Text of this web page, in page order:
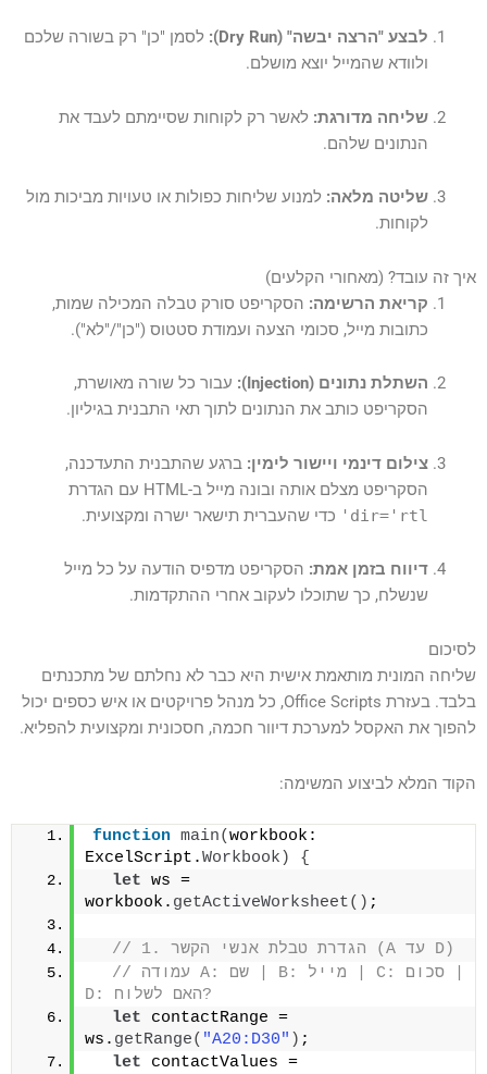
לבצע "הרצה יבשה" (Dry Run):
לסמן "כן" רק בשורה שלכם
ולוודא שהמייל יוצא מושלם.
שליחה מדורגת: לאשר רק לקוחות שסיימתם לעבד את
הנתונים שלהם.
שליטה מלאה: למנוע שליחות כפולות או טעויות מביכות מול
לקוחות.
איך זה עובד? (מאחורי הקלעים)
קריאת הרשימה: הסקריפט סורק טבלה המכילה שמות,
כתובות מייל, סכומי הצעה ועמודת סטטוס ("כן"/"לא").
השתלת נתונים (Injection):
עבור כל שורה מאושרת,
הסקריפט כותב את הנתונים לתוך תאי התבנית בגיליון.
צילום דינמי ויישור לימין: ברגע שהתבנית התעדכנה,
הסקריפט מצלם אותה ובונה מייל ב-HTML עם הגדרת
dir='rtl' כדי שהעברית תישאר ישרה ומקצועית.
דיווח בזמן אמת: הסקריפט מדפיס הודעה על כל מייל
שנשלח, כך שתוכלו לעקוב אחרי ההתקדמות.
לסיכום
שליחה המונית מותאמת אישית היא כבר לא נחלתם של מתכנתים
בלבד. בעזרת Office Scripts, כל מנהל פרויקטים או איש כספים יכול
להפוך את האקסל למערכת דיוור חכמה, חסכונית ומקצועית להפליא.
הקוד המלא לביצוע המשימה:
function main(workbook:
ExcelScript.Workbook )
{
let ws =
workbook. getActiveWorksheet( ) ;
// 1. הגדרת טבלת אנשי הקשר (A עד D)
// עמודה A: שם | B: מייל | C: סכום |
D: האם לשלוח?
let contactRange =
ws. getRange( "A20:D30" ) ;
let contactValues =